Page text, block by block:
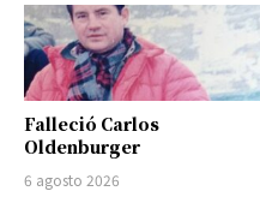
Falleció Carlos
Oldenburger
6 agosto 2026